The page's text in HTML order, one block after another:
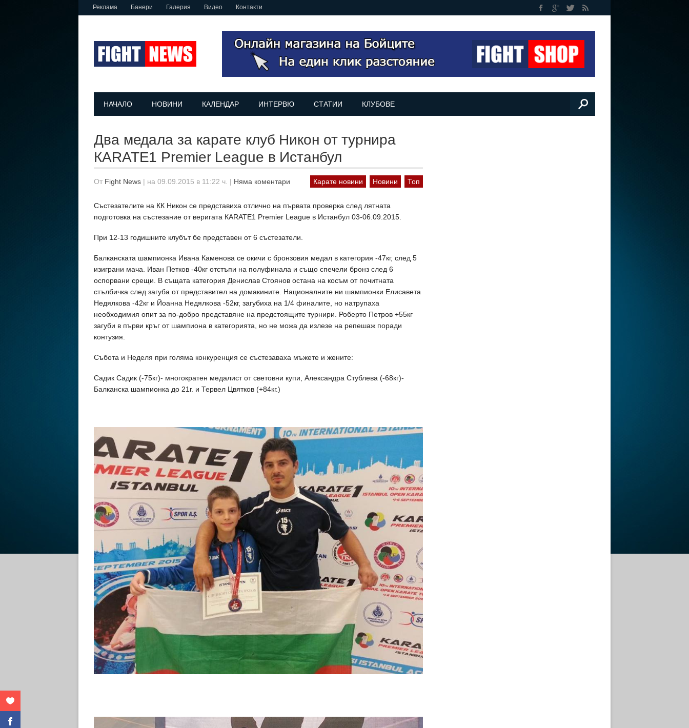
Реклама Банери Галерия Видео Контакти
НАЧАЛО НОВИНИ КАЛЕНДАР ИНТЕРВЮ СТАТИИ КЛУБОВЕ
Два медала за карате клуб Никон от турнира
КARATE1 Premier League в Истанбул
От Fight News | на 09.09.2015 в 11:22 ч. | Няма коментари Карате новини Новини Топ
Състезателите на КК Никон се представиха отлично на първата проверка след лятната
подготовка на състезание от веригата КARATE1 Premier League в Истанбул 03-06.09.2015.
При 12-13 годишните клубът бе представен от 6 състезатели.
Балканската шампионка Ивана Каменова се окичи с бронзовия медал в категория -47кг, след 5
изиграни мача. Иван Петков -40кг отстъпи на полуфинала и също спечели бронз след 6
оспорвани срещи. В същата категория Денислав Стоянов остана на косъм от почитната
стълбичка след загуба от представител на домакините. Националните ни шампионки Елисавета
Недялкова -42кг и Йоанна Недялкова -52кг, загубиха на 1/4 финалите, но натрупаха
необходимия опит за по-добро представяне на предстоящите турнири. Роберто Петров +55кг
загуби в първи кръг от шампиона в категорията, но не можа да излезе на репешаж поради
контузия.
Събота и Неделя при голяма конкуренция се състезаваха мъжете и жените:
Садик Садик (-75кг)- многократен медалист от световни купи, Александра Стублева (-68кг)-
Балканска шампионка до 21г. и Тервел Цвятков (+84кг.)